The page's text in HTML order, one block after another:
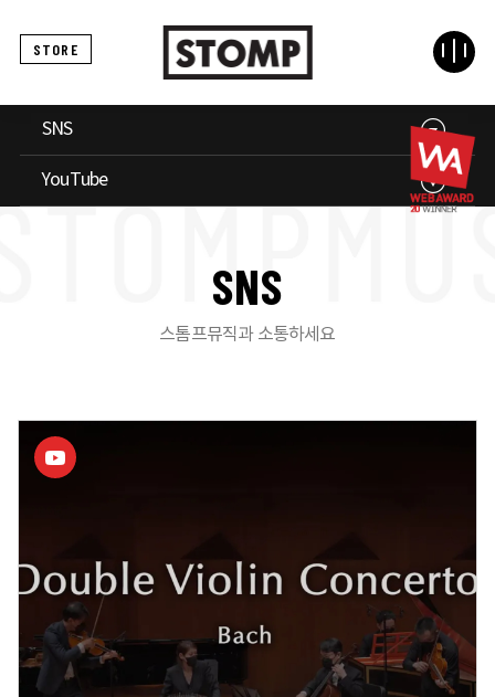
STORE
SNS
YouTube
SNS
스톰프뮤직과 소통하세요